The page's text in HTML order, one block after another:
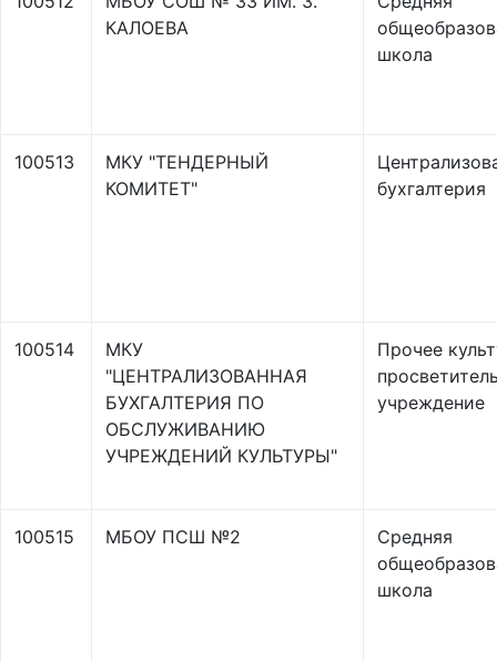
КАЛОЕВА
школа
100513
МКУ "ТЕНДЕРНЫЙ
КОМИТЕТ"
бухгалтерия
100514
МКУ
"ЦЕНТРАЛИЗОВАННАЯ
БУХГАЛТЕРИЯ ПО
ОБСЛУЖИВАНИЮ
УЧРЕЖДЕНИЙ КУЛЬТУРЫ"
Прочее
учреждение
100515 МБОУ ПСШ №2
Средняя
школа